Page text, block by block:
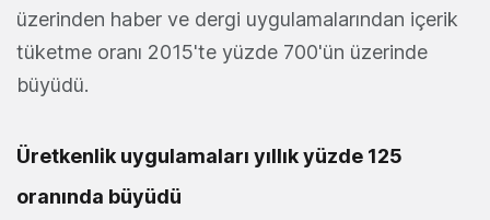
üzerinden haber ve dergi uygulamalarından içerik
tüketme oranı 2015'te yüzde 700'ün üzerinde
büyüdü.
Üretkenlik uygulamaları yıllık yüzde 125
oranında büyüdü